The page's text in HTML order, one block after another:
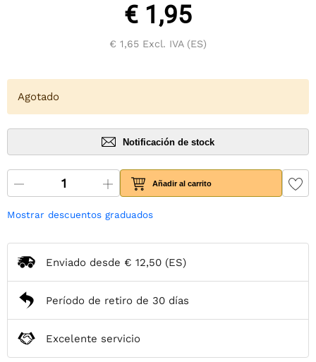
€ 1,95
€ 1,65 Excl. IVA (ES)
Agotado
Notificación de stock
Añadir al carrito
Mostrar descuentos graduados
Enviado desde € 12,50 (ES)
Período de retiro de 30 días
Excelente servicio